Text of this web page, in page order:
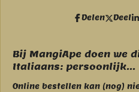
o
Delen Deel
Bij MangiApe doen we
Italiaans: persoonlijk...
Online bestellen kan (nog)